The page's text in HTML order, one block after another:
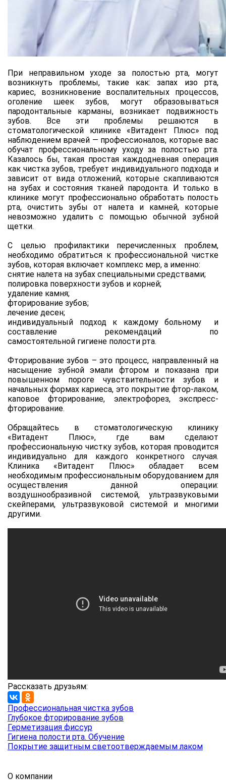
При неправильном уходе за полостью рта, могут
возникнуть проблемы, такие как: запах изо рта,
кариес, возникновение воспалительных процессов,
оголение шеек зубов, могут образовываться
пародонтальные карманы, возникает подвижность
зубов. Все эти проблемы решаются в
стоматологической клинике «Витадент Плюс» под
наблюдением врачей — профессионалов, которые вас
обучат профессиональному уходу за полостью рта.
Казалось бы, такая простая каждодневная операция
как чистка зубов, требует индивидуального подхода и
зависит от вида отложений, которые скапливаются
на зубах и состояния тканей пародонта. И только в
клинике могут профессионально обработать полость
рта, очистить зубы от налета и камней, которые
невозможно удалить с помощью обычной зубной
щетки.
С целью профилактики перечисленных проблем,
необходимо обратиться к профессиональной чистке
зубов, которая включает комплекс мер, а именно:
снятие налета на зубах специальными средствами;
полировка поверхности зубов и корней;
удаление камня;
фторирование зубов;
лечение десен;
индивидуальный подход к каждому больному и
составление рекомендаций по
самостоятельной гигиене полости рта.
Фторирование зубов – это процесс, направленный на
насыщение зубной эмали фтором и показана при
повышенном пороге чувствительности зубов и
начальных формах кариеса, это покрытие фтор-лаком,
каповое фторирование, электрофорез, экспресс-
фторирование.
Обращайтесь в стоматологическую клинику
«Витадент Плюс», где вам сделают
профессиональную чистку зубов, которая проводится
индивидуально для каждого конкретного случая.
Клиника «Витадент Плюс» обладает всем
необходимым профессиональным оборудованием для
осуществления данной операции:
воздушнообразивной системой, ультразвуковыми
скейперами, ультразвуковой системой и многими
другими.
Рассказать друзьям:
Профессиональная чистка зубов
Глубокое фторирование зубов
Герметизация фиссур
Гигиена полости рта. Обучение
Покрытие защитным светоотверждаемым лаком
О компании